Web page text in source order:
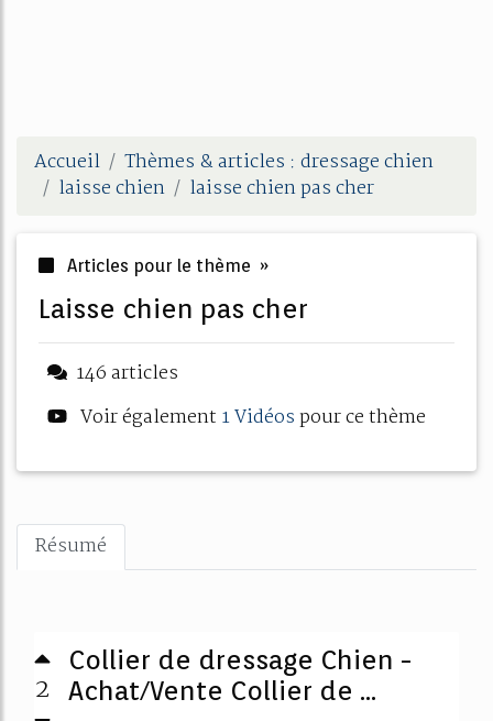
Accueil
Thèmes & articles : dressage chien
laisse chien
laisse chien pas cher
Articles pour le thème »
laisse chien pas cher
146 articles
Voir également 1 Vidéospour ce thème
Résumé
2
Collier de dressage Chien -
Achat/Vente Collier de ...